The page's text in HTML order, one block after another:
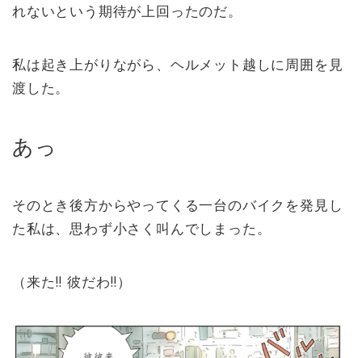
れないという期待が上回ったのだ。
私は起き上がりながら、ヘルメット越しに周囲を見
渡した。
あっ
そのとき後方からやってくる一台のバイクを発見し
た私は、思わず小さく叫んでしまった。
（来た‼︎ 彼だわ‼︎）